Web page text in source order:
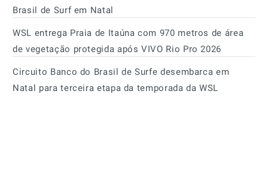
Brasil de Surf em Natal
WSL entrega Praia de Itaúna com 970 metros de área
de vegetação protegida após VIVO Rio Pro 2026
Circuito Banco do Brasil de Surfe desembarca em
Natal para terceira etapa da temporada da WSL